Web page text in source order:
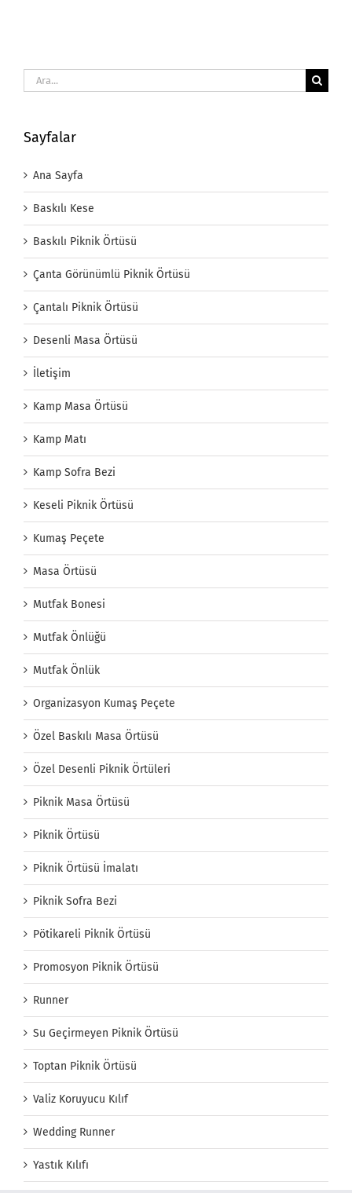
Ara:
Sayfalar
Ana Sayfa
Baskılı Kese
Baskılı Piknik Örtüsü
Çanta Görünümlü Piknik Örtüsü
Çantalı Piknik Örtüsü
Desenli Masa Örtüsü
İletişim
Kamp Masa Örtüsü
Kamp Matı
Kamp Sofra Bezi
Keseli Piknik Örtüsü
Kumaş Peçete
Masa Örtüsü
Mutfak Bonesi
Mutfak Önlüğü
Mutfak Önlük
Organizasyon Kumaş Peçete
Özel Baskılı Masa Örtüsü
Özel Desenli Piknik Örtüleri
Piknik Masa Örtüsü
Piknik Örtüsü
Piknik Örtüsü İmalatı
Piknik Sofra Bezi
Pötikareli Piknik Örtüsü
Promosyon Piknik Örtüsü
Runner
Su Geçirmeyen Piknik Örtüsü
Toptan Piknik Örtüsü
Valiz Koruyucu Kılıf
Wedding Runner
Yastık Kılıfı